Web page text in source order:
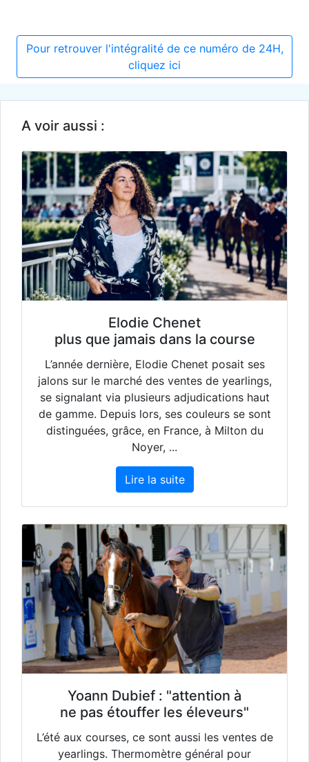
Pour retrouver l'intégralité de ce numéro de 24H,
cliquez ici
A voir aussi :
Elodie Chenet
plus que jamais dans la course
L’année dernière, Elodie Chenet posait ses
jalons sur le marché des ventes de yearlings,
se signalant via plusieurs adjudications haut
de gamme. Depuis lors, ses couleurs se sont
distinguées, grâce, en France, à Milton du
Noyer, ...
Lire la suite
Yoann Dubief : "attention à
ne pas étouffer les éleveurs"
L’été aux courses, ce sont aussi les ventes de
yearlings. Thermomètre général pour